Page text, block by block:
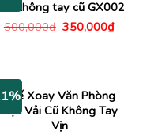
cao không tay cũ GX002
500,000₫ Giá
350,000₫Giá
Ghế Xoay Văn Phòng
Bọc Vải Cũ Không Tay
Vịn